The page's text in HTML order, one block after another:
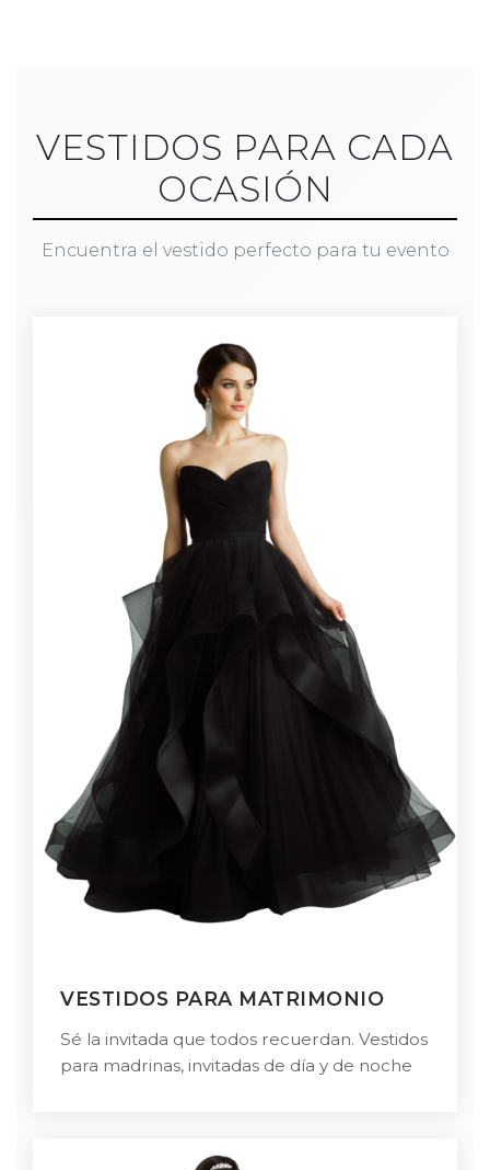
VESTIDOS PARA CADA
OCASIÓN
Encuentra el vestido perfecto para tu evento
VESTIDOS PARA MATRIMONIO
Sé la invitada que todos recuerdan. Vestidos
para madrinas, invitadas de día y de noche